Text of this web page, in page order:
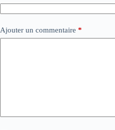
Ajouter un commentaire *